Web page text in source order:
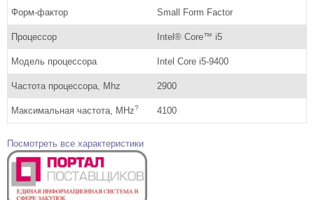
Форм-фактор Small Form Factor
Процессор Intel® Core™ i5
Модель процессора Intel Core i5-9400
Частота процессора, Mhz 2900
Максимальная частота, MHz? 4100
Посмотреть все характеристики